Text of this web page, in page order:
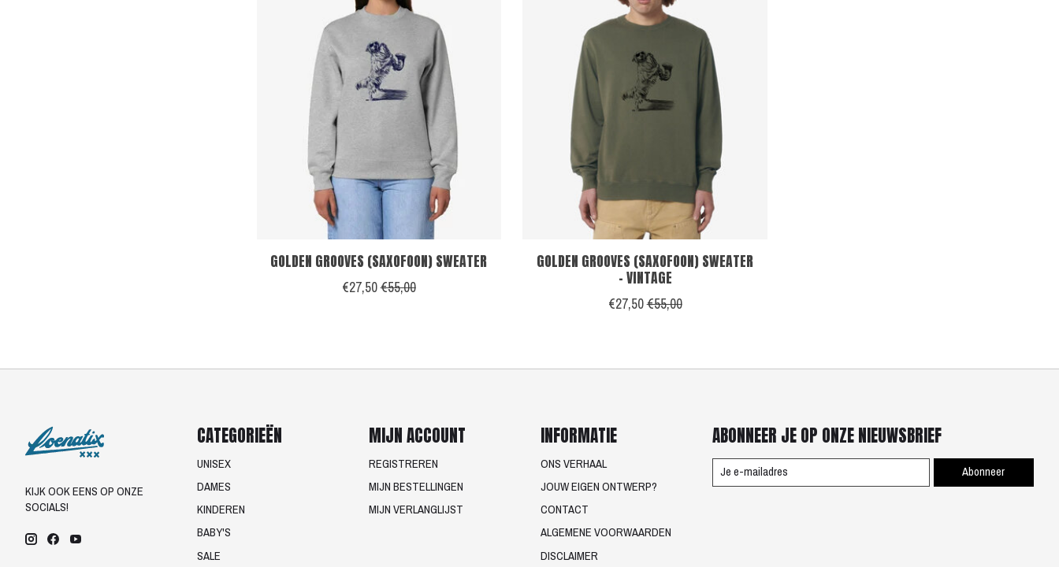
GOLDEN GROOVES (SAXOFOON) SWEATER
€27,50€55,00
GOLDEN GROOVES (SAXOFOON) SWEATER
- VINTAGE
€27,50€55,00
KIJK OOK EENS OP ONZE
SOCIALS!
CATEGORIEËN
UNISEX
DAMES
KINDEREN
BABY'S
SALE
MIJN ACCOUNT
REGISTREREN
MIJN BESTELLINGEN
MIJN VERLANGLIJST
INFORMATIE
ONS VERHAAL
JOUW EIGEN ONTWERP?
CONTACT
ALGEMENE VOORWAARDEN
DISCLAIMER
ABONNEER JE OP ONZE NIEUWSBRIEF
Abonneer